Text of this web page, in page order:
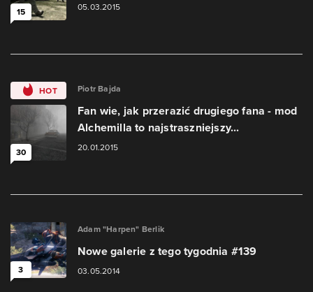
15 05.03.2015
HOT
30
Piotr Bajda
Fan wie, jak przerazić drugiego fana - mod
Alchemilla to najstraszniejszy...
20.01.2015
3
Adam "Harpen" Berlik
Nowe galerie z tego tygodnia #139
03.05.2014